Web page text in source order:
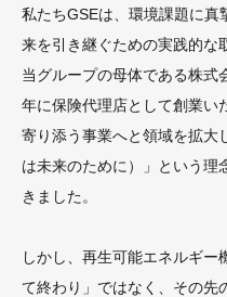
私たちGSEは、環境課題に
来を引き継ぐための実践的な
当グループの母体である株式
年に保険代理店として創業い
寄り添う事業へと領域を拡大
は未来のために）」という理
きました。
しかし、再生可能エネルギー
て終わり」ではなく、その先